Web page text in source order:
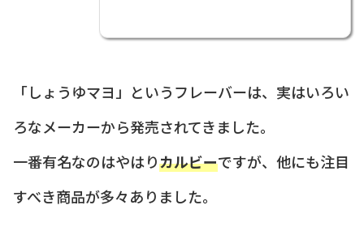
「しょうゆマヨ」というフレーバーは、実はいろい
ろなメーカーから発売されてきました。
一番有名なのはやはりカルビーですが、他にも注目
すべき商品が多々ありました。